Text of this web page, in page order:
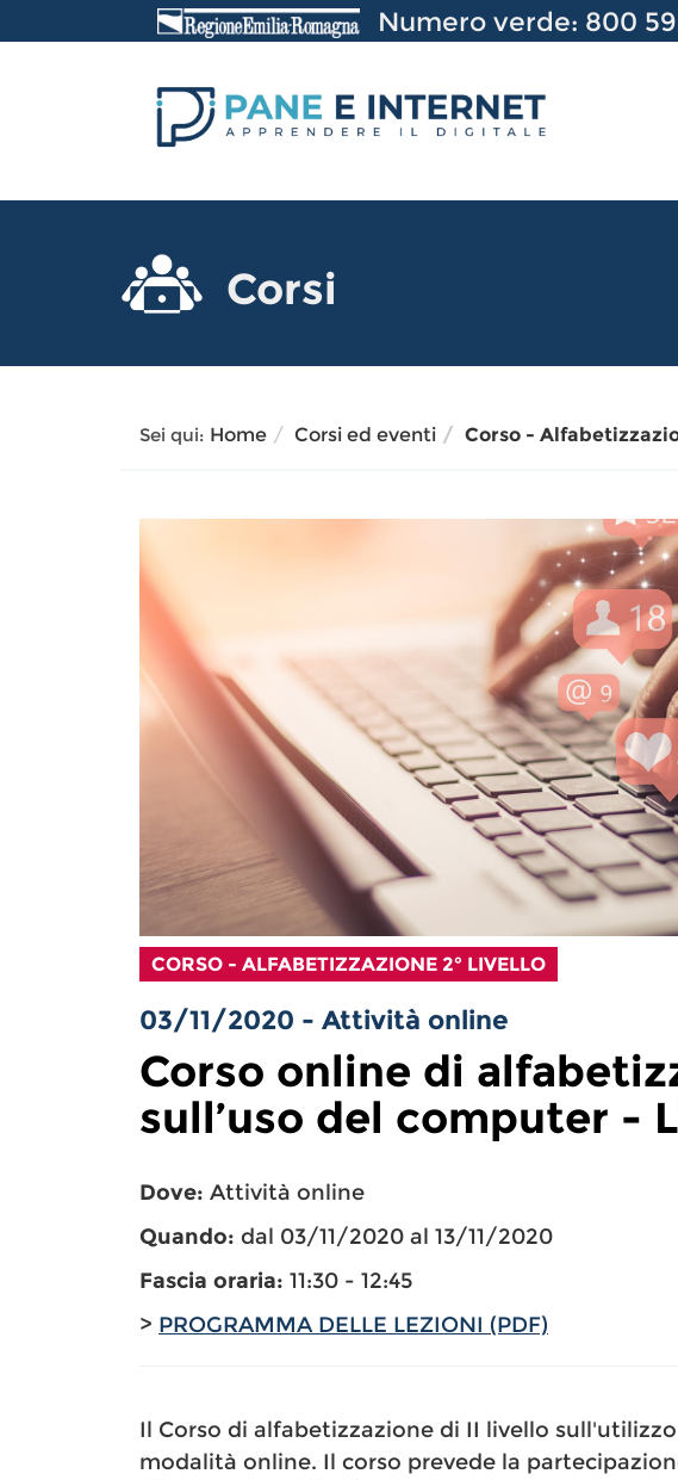
al
Numero verde: 800
Corsi
Sei qui: Home Corsi ed eventi Corso -
CORSO - ALFABETIZZAZIONE 2° LIVELLO
03/11/2020 - Attività online
Corso online di
sull’uso del computer -
Dove: Attività online
Quando: dal 03/11/2020 al 13/11/2020
Fascia oraria: 11:30 - 12:45
> PROGRAMMA DELLE LEZIONI (PDF)
Il Corso di alfabetizzazione di II livello
modalità online. Il corso prevede la